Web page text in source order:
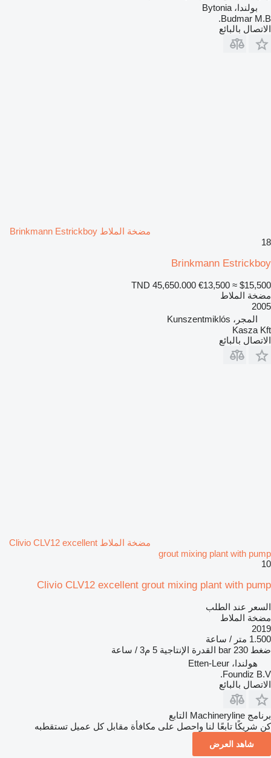
بولندا، Bytonia
Budmar M.B.
الاتصال بالبائع
مضخة الملاط Brinkmann Estrickboy
18
Brinkmann Estrickboy
TND 45,650.000 €13,500 ≈ $15,500
مضخة الملاط
2005
المجر، Kunszentmiklós
Kasza Kft
الاتصال بالبائع
مضخة الملاط Clivio CLV12 excellent
grout mixing plant with pump
10
Clivio CLV12 excellent grout mixing plant with pump
السعر عند الطلب
مضخة الملاط
2019
1.500 متر / ساعة
ضغط 230 bar القدرة الإنتاجية 5 م3 / ساعة
هولندا، Etten-Leur
Foundiz B.V.
الاتصال بالبائع
برنامج Machineryline التابع
كن شريكًا تابعًا لنا واحصل على مكافأة مقابل كل عميل تستقطبه
شاهد العرض